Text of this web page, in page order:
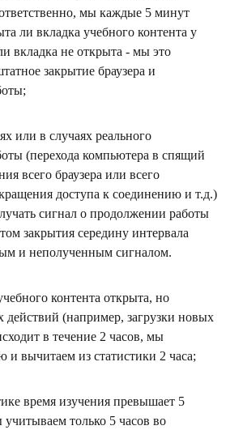
мы каждые 5 минут
ли вкладка учебного контента у
вкладка не открыта - мы это
закрытие браузера и
или в случаях реального
(перехода компьютера в спящий
всего браузера или всего
доступа к соединению и т.д.)
сигнал о продолжении работы
закрытия середину интервала
и неполученным сигналом.
контента открыта, но
действий (например, загрузки новых
в течение 2 часов, мы
и вычитаем из статистики 2 часа;
время изучения превышает 5
только 5 часов во